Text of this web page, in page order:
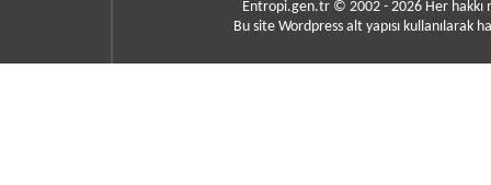
Entropi.gen.tr © 2002 - 2026 Her hakkı
Bu site Wordpress alt yapısı kullanılarak